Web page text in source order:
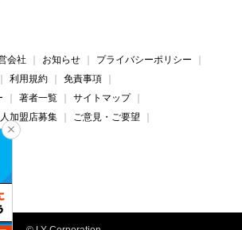
会社 お知らせ
プライバシーポリシー
利用規約
免責事項
著者一覧
サイトマップ
加盟店募集
ご意見・ご要望